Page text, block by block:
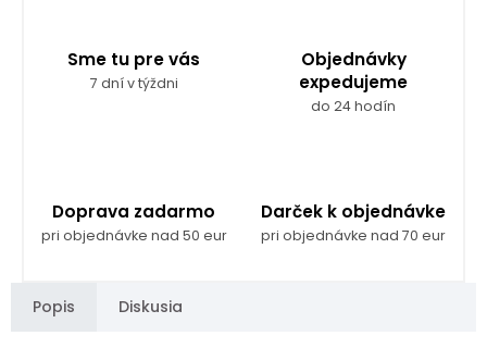
Sme tu pre vás
7 dní v týždni
Objednávky
expedujeme
do 24 hodín
Doprava zadarmo
pri objednávke nad 50 eur
Darček k objednávke
pri objednávke nad 70 eur
Popis Diskusia